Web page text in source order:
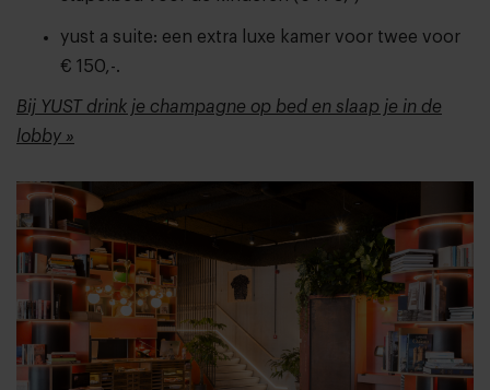
yust a suite: een extra luxe kamer voor twee voor
€ 150,-.
Bij YUST drink je champagne op bed en slaap je in de
lobby »